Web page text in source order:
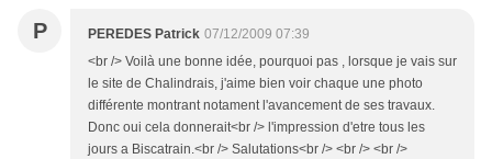
P PEREDES Patrick 07/12/2009 07:39
<br /> Voilà une bonne idée, pourquoi pas , lorsque je vais sur
le site de Chalindrais, j'aime bien voir chaque une photo
différente montrant notament l'avancement de ses travaux.
Donc oui cela donnerait<br /> l'impression d'etre tous les
jours a Biscatrain.<br /> Salutations<br /> <br /> <br />